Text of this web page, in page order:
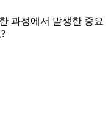
과정에서 발생한 중요